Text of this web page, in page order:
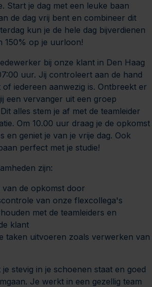
Start je dag met een leuke baan
de dag vrij bent en combineer dit
kun je de hele dag bijverdienen
150% op je uurloon!
bij onze klant in Den Haag
uur. Jij controleert aan de hand
iedereen aanwezig is. Ontbreekt er
een vervanger uit een groep
alles stem je af met de teamleider
Om 10.00 uur draag je de opkomst
en geniet je van je vrije dag. Ook
perfect met je studie!
zijn:
van de opkomst door
van onze flexcollega's
met de teamleiders en
klant
taken uitvoeren zoals verwerken van
stevig in je schoenen staat en goed
Je werkt in een gezellig team